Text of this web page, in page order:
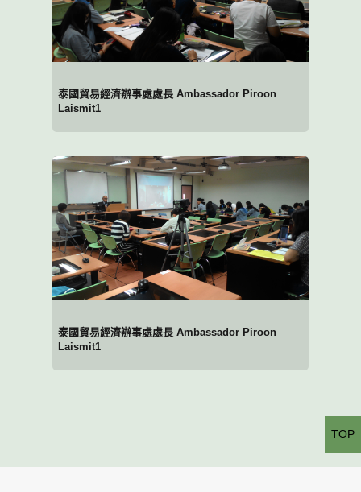
泰國貿易經濟辦事處處長 Ambassador Piroon
Laismit1
泰國貿易經濟辦事處處長 Ambassador Piroon
Laismit1
TOP